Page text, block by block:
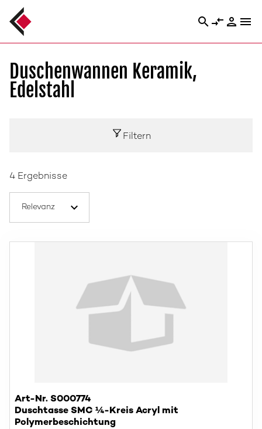
search compare_arrows person menu
Duschenwannen Keramik,
Edelstahl
Filtern
4 Ergebnisse
Art-Nr. S000774
Duschtasse SMC ¼-Kreis Acryl mit
Polymerbeschichtung